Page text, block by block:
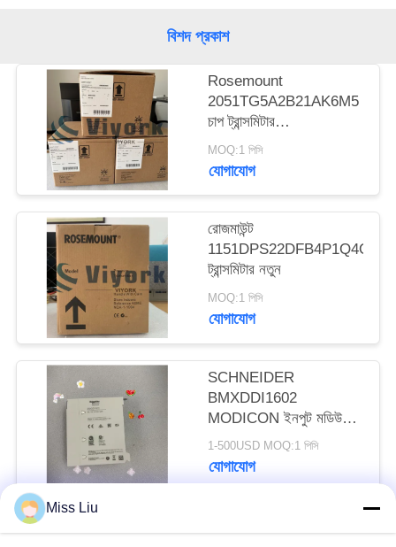
ম্যাপ
PRIVACY
POLICY
বিশদ প্রকাশ
Rosemount
2051TG5A2B21AK6M5
চাপ ট্রান্সমিটার
NEW&ORIGINAL
MOQ:1 পিসি
যোগাযোগ
রোজমাউন্ট
1151DPS22DFB4P1Q4Q8
ট্রান্সমিটার নতুন
MOQ:1 পিসি
যোগাযোগ
SCHNEIDER
BMXDDI1602
MODICON ইনপুট মডিউল
2.5W 24VDC IP20 নতুন
1-500USD MOQ:1 পিসি
যোগাযোগ
Miss Liu